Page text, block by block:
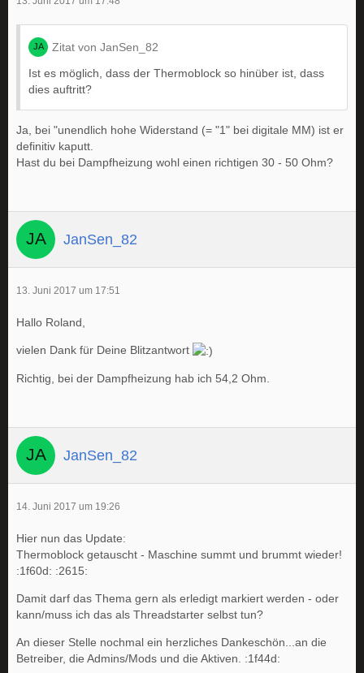
Zitat von JanSen_82
Ist es möglich, dass der Thermoblock so hinüber ist, dass
dies auftritt?
Ja, bei "unendlich hohe Widerstand (= "1" bei digitale MM) ist er
definitiv kaputt.
Hast du bei Dampfheizung wohl einen richtigen 30 - 50 Ohm?
JanSen_82
13. Juni 2017 um 17:51
Hallo Roland,
vielen Dank für Deine Blitzantwort
Richtig, bei der Dampfheizung hab ich 54,2 Ohm.
JanSen_82
14. Juni 2017 um 19:26
Hier nun das Update:
Thermoblock getauscht - Maschine summt und brummt wieder!
:1f60d: :2615:
Damit darf das Thema gern als erledigt markiert werden - oder
kann/muss ich das als Threadstarter selbst tun?
An dieser Stelle nochmal ein herzliches Dankeschön...an die
Betreiber, die Admins/Mods und die Aktiven. :1f44d: